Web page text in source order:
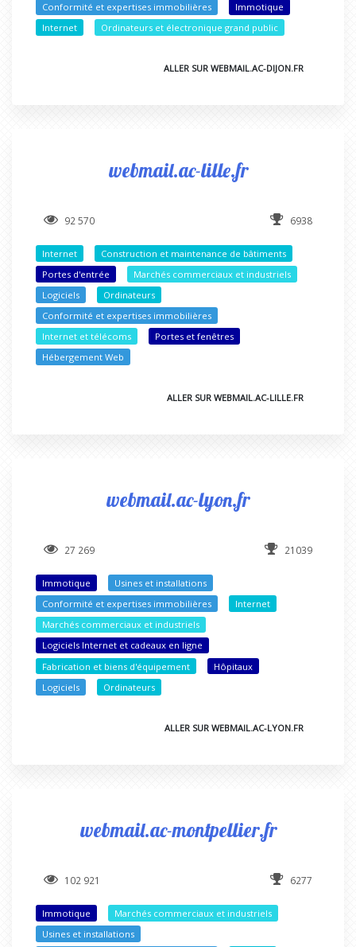
Conformité et expertises immobilières
Immotique
Internet
Ordinateurs et électronique grand public
ALLER SUR WEBMAIL.AC-DIJON.FR
webmail.ac-lille.fr
92 570 6938
Internet
Construction et maintenance de bâtiments
Portes d'entrée
Marchés commerciaux et industriels
Logiciels
Ordinateurs
Conformité et expertises immobilières
Internet et télécoms
Portes et fenêtres
Hébergement Web
ALLER SUR WEBMAIL.AC-LILLE.FR
webmail.ac-lyon.fr
27 269 21039
Immotique
Usines et installations
Conformité et expertises immobilières
Internet
Marchés commerciaux et industriels
Logiciels Internet et cadeaux en ligne
Fabrication et biens d'équipement
Hôpitaux
Logiciels
Ordinateurs
ALLER SUR WEBMAIL.AC-LYON.FR
webmail.ac-montpellier.fr
102 921 6277
Immotique
Marchés commerciaux et industriels
Usines et installations